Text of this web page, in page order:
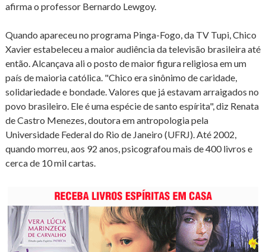
afirma o professor Bernardo Lewgoy.
Quando apareceu no programa Pinga-Fogo, da TV Tupi, Chico
Xavier estabeleceu a maior audiência da televisão brasileira até
então. Alcançava ali o posto de maior figura religiosa em um
país de maioria católica. "Chico era sinônimo de caridade,
solidariedade e bondade. Valores que já estavam arraigados no
povo brasileiro. Ele é uma espécie de santo espírita", diz Renata
de Castro Menezes, doutora em antropologia pela
Universidade Federal do Rio de Janeiro (UFRJ). Até 2002,
quando morreu, aos 92 anos, psicografou mais de 400 livros e
cerca de 10 mil cartas.